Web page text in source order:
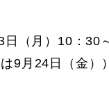
日（月）10：30
9月24日（金））